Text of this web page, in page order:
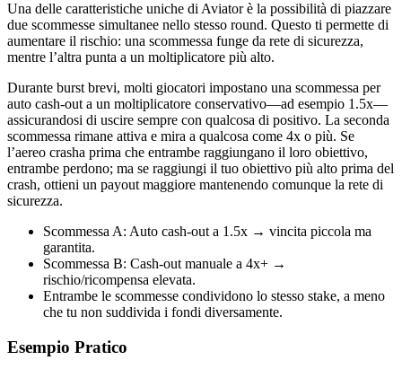
Una delle caratteristiche uniche di Aviator è la possibilità di piazzare
due scommesse simultanee nello stesso round. Questo ti permette di
aumentare il rischio: una scommessa funge da rete di sicurezza,
mentre l’altra punta a un moltiplicatore più alto.
Durante burst brevi, molti giocatori impostano una scommessa per
auto cash‑out a un moltiplicatore conservativo—ad esempio 1.5x—
assicurandosi di uscire sempre con qualcosa di positivo. La seconda
scommessa rimane attiva e mira a qualcosa come 4x o più. Se
l’aereo crasha prima che entrambe raggiungano il loro obiettivo,
entrambe perdono; ma se raggiungi il tuo obiettivo più alto prima del
crash, ottieni un payout maggiore mantenendo comunque la rete di
sicurezza.
Scommessa A: Auto cash‑out a 1.5x → vincita piccola ma
garantita.
Scommessa B: Cash‑out manuale a 4x+ →
rischio/ricompensa elevata.
Entrambe le scommesse condividono lo stesso stake, a meno
che tu non suddivida i fondi diversamente.
Esempio Pratico